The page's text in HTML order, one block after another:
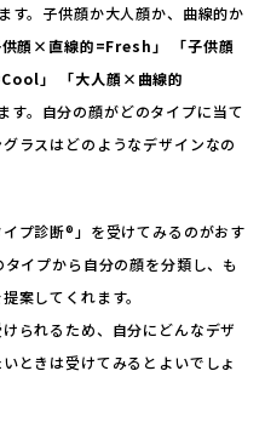
す。子供顔か大人顔か、曲線的か
供顔×直線的=Fresh」 「子供顔
」 「大人顔×曲線的
す。自分の顔がどのタイプに当て
ラスはどのようなデザインなの
プ診断®」を受けてみるのがおす
イプから自分の顔を分類し、も
案してくれます。
られるため、自分にどんなデザ
ときは受けてみるとよいでしょ